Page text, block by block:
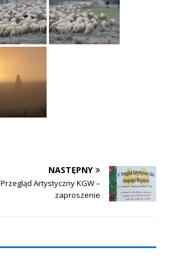
NASTĘPNY
Przegląd Artystyczny KGW –
zaproszenie